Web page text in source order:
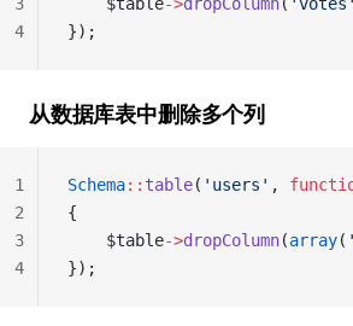
});
4
从数据库表中删除多个列
Schema:: table( 'users' ,
{
	$table
->dropColumn(array(
});
1
2
3
4